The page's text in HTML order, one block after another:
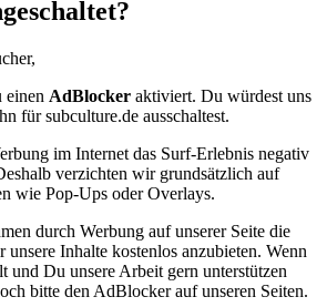
einen AdBlocker aktiviert. Du würdest uns
für subculture.de ausschaltest.
im Internet das Surf-Erlebnis negativ
verzichten wir grundsätzlich auf
wie Pop-Ups oder Overlays.
durch Werbung auf unserer Seite die
Inhalte kostenlos anzubieten. Wenn
und Du unsere Arbeit gern unterstützen
bitte den AdBlocker auf unseren Seiten.